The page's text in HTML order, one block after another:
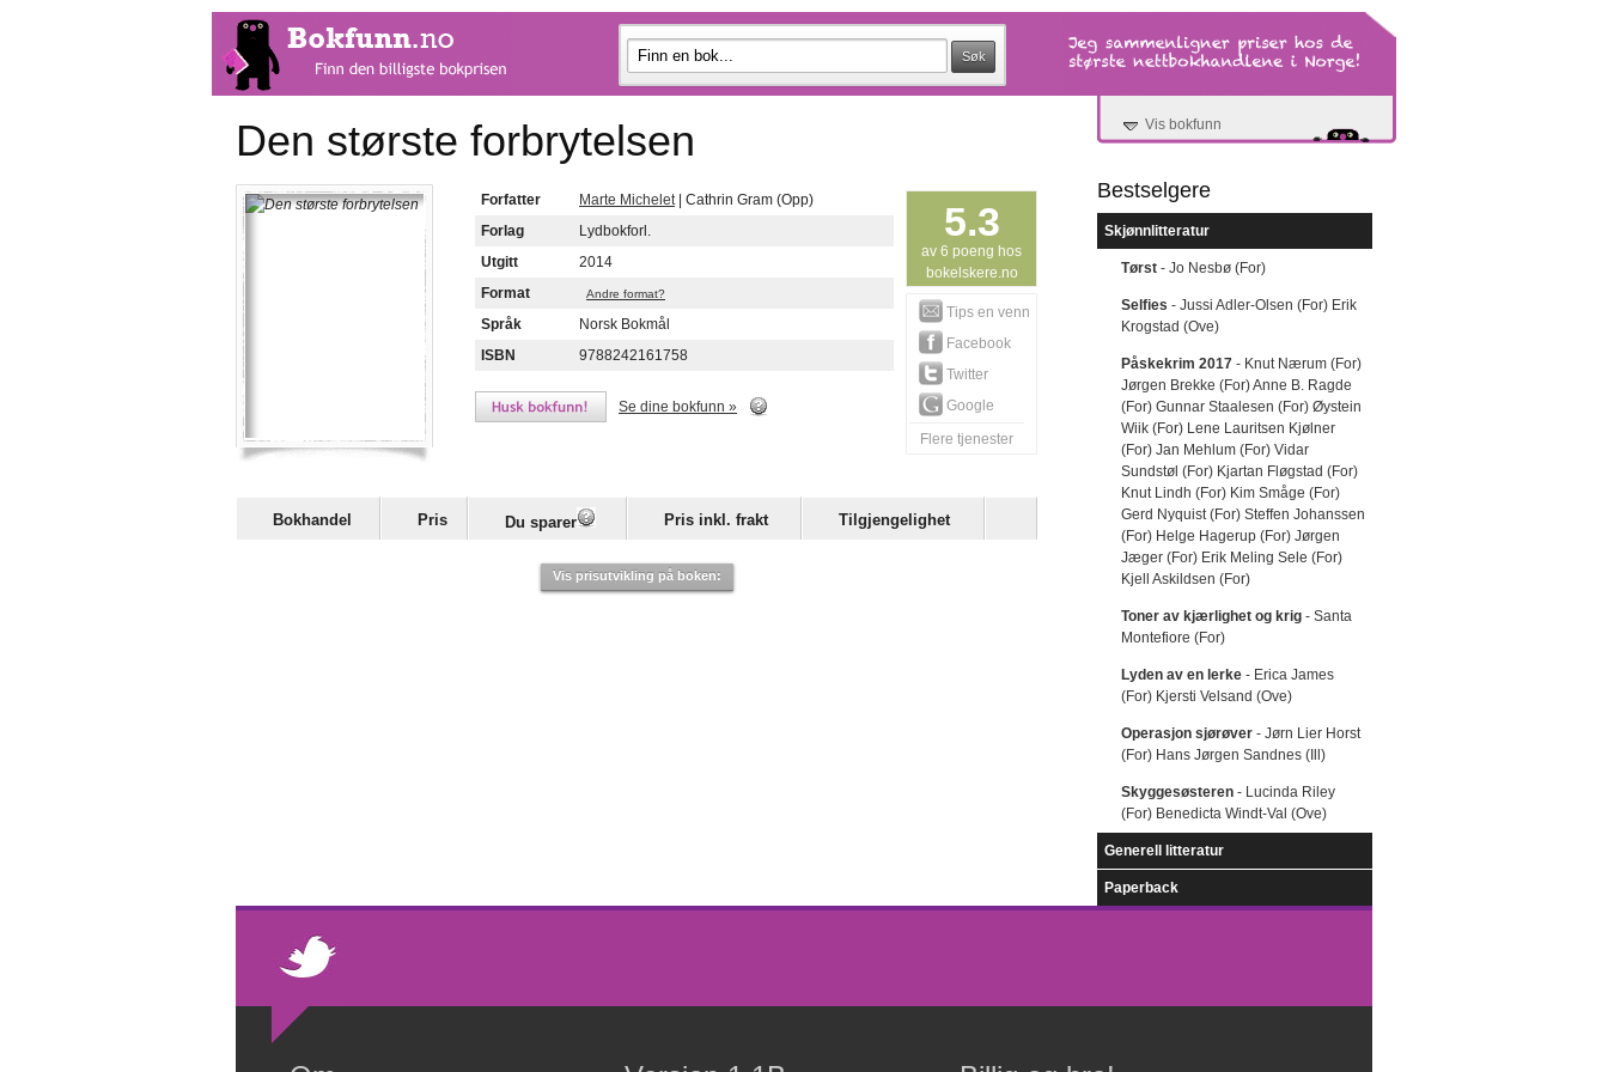
Den største forbrytelsen
5.3
av 6 poeng hos
bokelskere.no
Tips en venn
Facebook
Twitter
Google
Flere tjenester
Forfatter Marte Michelet| Cathrin Gram (Opp)
Forlag
Lydbokforl.
Utgitt
2014
Format
Andre format?
Språk
Norsk Bokmål
ISBN
9788242161758
Se dine bokfunn »
Bokhandel Pris Du sparer Pris inkl. frakt Tilgjengelighet
Vis prisutvikling på boken:
Vis bokfunn
Bestselgere
Skjønnlitteratur
Tørst - Jo Nesbø (For)
Selfies - Jussi Adler-Olsen (For) Erik
Krogstad (Ove)
Påskekrim 2017 - Knut Nærum (For)
Jørgen Brekke (For) Anne B. Ragde
(For) Gunnar Staalesen (For) Øystein
Wiik (For) Lene Lauritsen Kjølner
(For) Jan Mehlum (For) Vidar
Sundstøl (For) Kjartan Fløgstad (For)
Knut Lindh (For) Kim Småge (For)
Gerd Nyquist (For) Steffen Johanssen
(For) Helge Hagerup (For) Jørgen
Jæger (For) Erik Meling Sele (For)
Kjell Askildsen (For)
Toner av kjærlighet og krig - Santa
Montefiore (For)
Lyden av en lerke - Erica James
(For) Kjersti Velsand (Ove)
Operasjon sjørøver - Jørn Lier Horst
(For) Hans Jørgen Sandnes (Ill)
Skyggesøsteren - Lucinda Riley
(For) Benedicta Windt-Val (Ove)
Generell litteratur
Paperback